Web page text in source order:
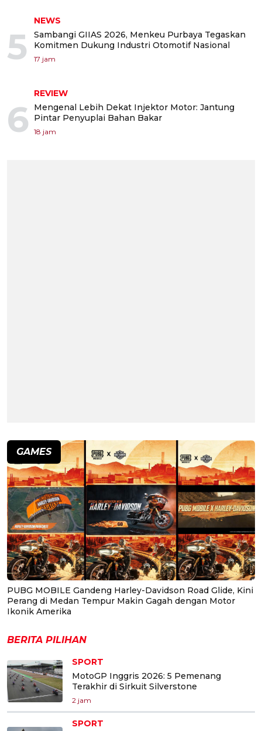
5
NEWS
Sambangi GIIAS 2026, Menkeu Purbaya Tegaskan
Komitmen Dukung Industri Otomotif Nasional
17 jam
6
REVIEW
Mengenal Lebih Dekat Injektor Motor: Jantung
Pintar Penyuplai Bahan Bakar
18 jam
GAMES
PUBG MOBILE Gandeng Harley-Davidson Road Glide, Kini
Perang di Medan Tempur Makin Gagah dengan Motor
Ikonik Amerika
BERITA PILIHAN
SPORT
MotoGP Inggris 2026: 5 Pemenang
Terakhir di Sirkuit Silverstone
2 jam
SPORT